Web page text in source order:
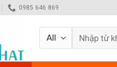
0985 646 869
Search